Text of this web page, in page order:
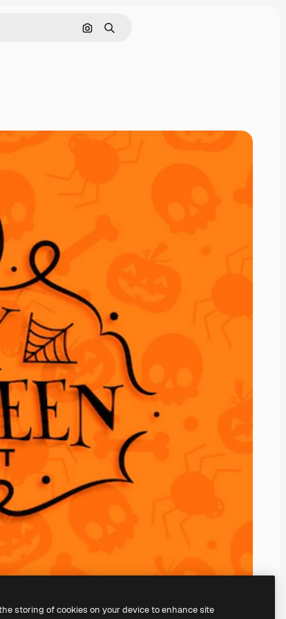
Buscar por imagen
Buscar
storing of cookies on your device to enhance site